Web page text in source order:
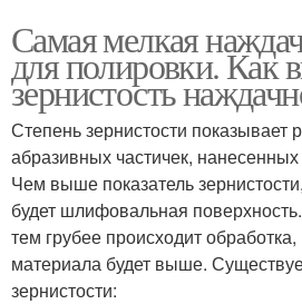
Самая мелкая
для полировки. Как
зернистость
Степень зернистости показывает
абразивных частичек,
Чем выше показатель
будет шлифовальная
тем грубее происходит
материала будет выше.
зернистости: